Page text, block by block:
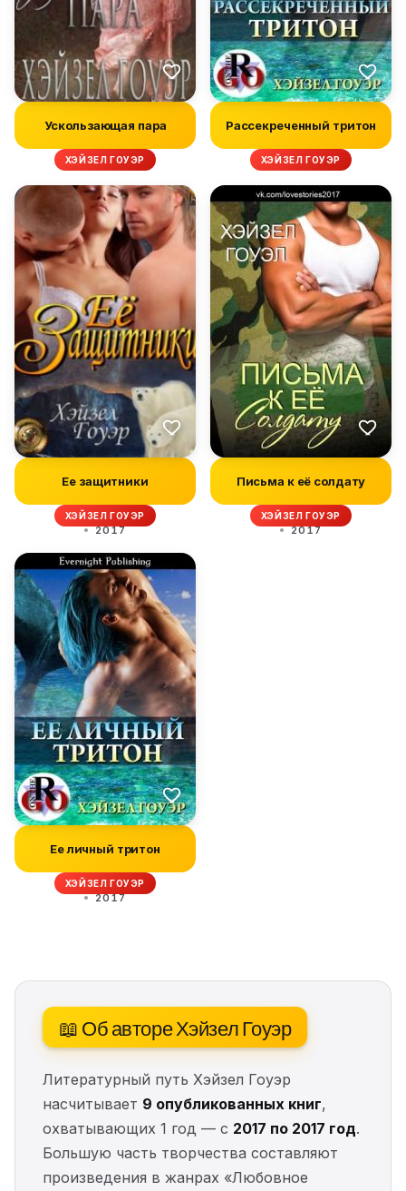
Ускользающая пара
ХЭЙЗЕЛ ГОУЭР
Рассекреченный тритон
ХЭЙЗЕЛ ГОУЭР
Ее защитники
ХЭЙЗЕЛ ГОУЭР
2017
Письма к её солдату
ХЭЙЗЕЛ ГОУЭР
2017
Ее личный тритон
ХЭЙЗЕЛ ГОУЭР
2017
📖 Об авторе Хэйзел Гоуэр
Литературный путь Хэйзел Гоуэр
насчитывает 9 опубликованных книг,
охватывающих 1 год — с 2017 по 2017 год.
Большую часть творчества составляют
произведения в жанрах «Любовное